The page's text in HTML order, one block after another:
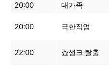
20:00
대가족
20:00 극한직업
22:00 쇼생크 탈출